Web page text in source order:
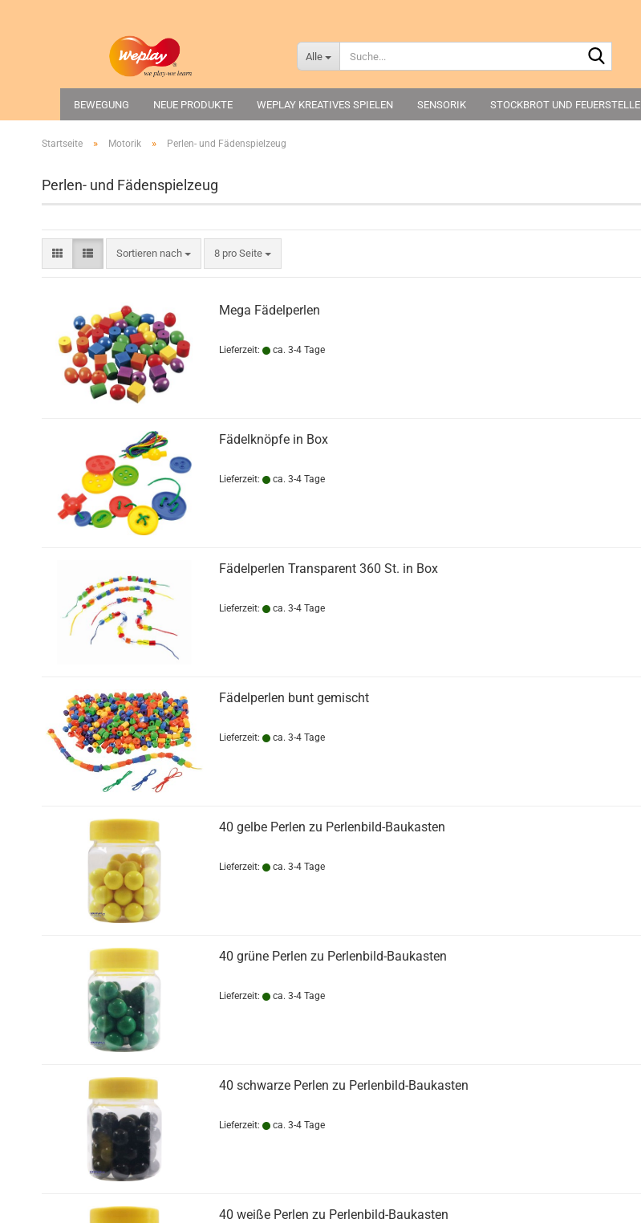
Alle
BEWEGUNG NEUE PRODUKTE WEPLAY KREATIVES SPIELEN SENSORIK STOCKBROT UND FEUERSTELLE
Startseite » Motorik » Perlen- und Fädenspielzeug
Perlen- und Fädenspielzeug
Sortieren nach
Sortieren nach 8 pro Seite
pro Seite
Mega Fädelperlen
Lieferzeit: ca. 3-4 Tage
Fädelknöpfe in Box
Lieferzeit: ca. 3-4 Tage
Fädelperlen Transparent 360 St. in Box
Lieferzeit: ca. 3-4 Tage
Fädelperlen bunt gemischt
Lieferzeit: ca. 3-4 Tage
40 gelbe Perlen zu Perlenbild-Baukasten
Lieferzeit: ca. 3-4 Tage
40 grüne Perlen zu Perlenbild-Baukasten
Lieferzeit: ca. 3-4 Tage
40 schwarze Perlen zu Perlenbild-Baukasten
Lieferzeit: ca. 3-4 Tage
40 weiße Perlen zu Perlenbild-Baukasten